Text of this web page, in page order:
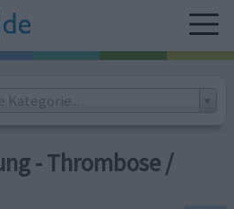
- Thrombose /